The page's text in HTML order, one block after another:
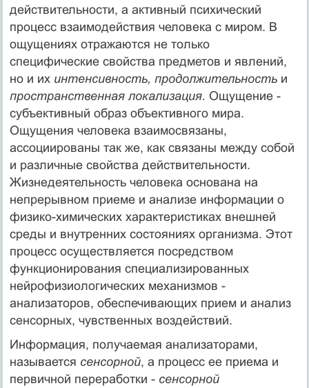
действительности, а активный психический
процесс взаимодействия человека с миром. В
ощущениях отражаются не только
специфические свойства предметов и явлений,
но и их интенсивность, продолжительность и
пространственная локализация. Ощущение -
субъективный образ объективного мира.
Ощущения человека взаимосвязаны,
ассоциированы так же, как связаны между собой
и различные свойства действительности.
Жизнедеятельность человека основана на
непрерывном приеме и анализе информации о
физико-химических характеристиках внешней
сре­ды и внутренних состояниях организма. Этот
процесс осуществляется посредством
функционирования специализированных
нейрофизиологических механизмов -
анализаторов, обеспечивающих прием и анализ
сенсорных, чувственных воздействий.
Информация, получаемая анализаторами,
называется сенсорной, а процесс ее приема и
первичной переработки - сенсорной